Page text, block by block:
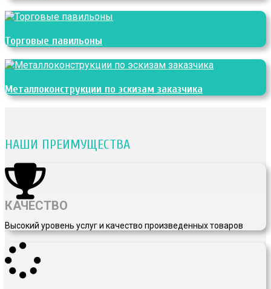
Торговые павильоны
Металлоконструкции по эскизам заказчика
НАШИ ПРЕИМУЩЕСТВА
КАЧЕСТВО
Высокий уровень услуг и качество произведенных товаров